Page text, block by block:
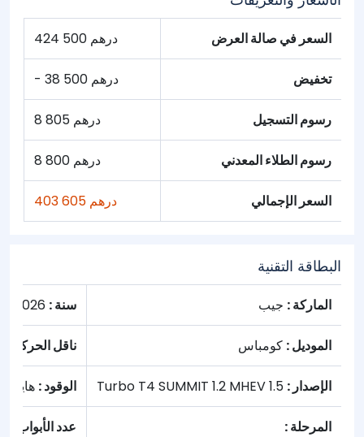
السعر في صالة العرض 424 500 درهم
تخفيض - 38 500 درهم
رسوم التسجيل 8 805 درهم
رسوم الطلاء المعدني 8 800 درهم
السعر الإجمالي 403 605 درهم
البطاقة التقنية
الماركة : جيب سنة :
الموديل : كومباس ناقل الحركة :
الإصدار : الوقود : هايبرد
المرحلة : عدد الأبواب :